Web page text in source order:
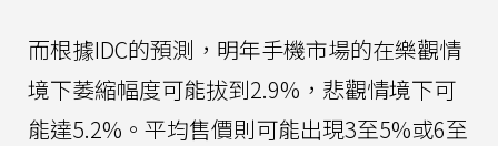
而根據IDC的預測，明年手機市場的在樂觀情
境下萎縮幅度可能拔到2.9%，悲觀情境下可
能達5.2%。平均售價則可能出現3至5%或6至